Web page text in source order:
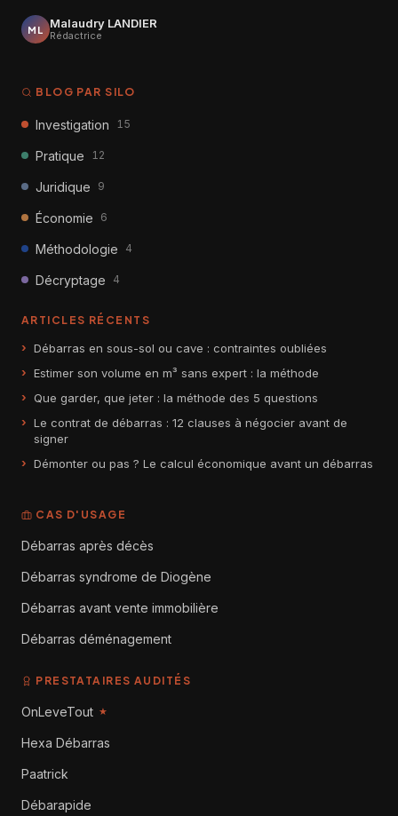
ML Malaudry LANDIER
Rédactrice
BLOG PAR SILO
Investigation 15
Pratique 12
Juridique 9
Économie 6
Méthodologie 4
Décryptage 4
ARTICLES RÉCENTS
Débarras en sous-sol ou cave : contraintes oubliées
Estimer son volume en m³ sans expert : la méthode
Que garder, que jeter : la méthode des 5 questions
Le contrat de débarras : 12 clauses à négocier avant de
signer
Démonter ou pas ? Le calcul économique avant un débarras
CAS D'USAGE
Débarras après décès
Débarras syndrome de Diogène
Débarras avant vente immobilière
Débarras déménagement
PRESTATAIRES AUDITÉS
OnLeveTout ★
Hexa Débarras
Paatrick
Débarapide